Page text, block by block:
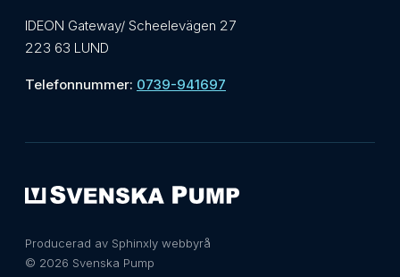
IDEON Gateway/ Scheelevägen 27
223 63 LUND
Telefonnummer: 0739-941697
Producerad av Sphinxly webbyrå
© 2026 Svenska Pump